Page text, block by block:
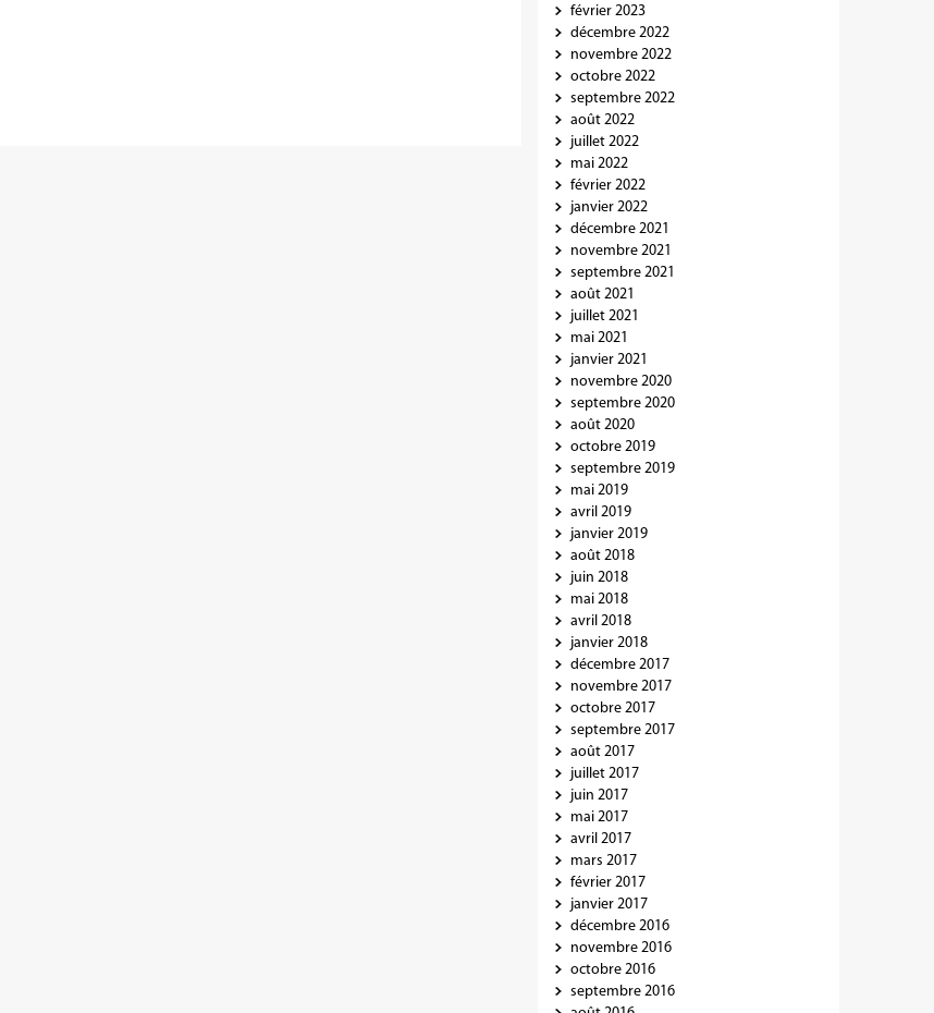
février 2023
décembre 2022
novembre 2022
octobre 2022
septembre 2022
août 2022
juillet 2022
mai 2022
février 2022
janvier 2022
décembre 2021
novembre 2021
septembre 2021
août 2021
juillet 2021
mai 2021
janvier 2021
novembre 2020
septembre 2020
août 2020
octobre 2019
septembre 2019
mai 2019
avril 2019
janvier 2019
août 2018
juin 2018
mai 2018
avril 2018
janvier 2018
décembre 2017
novembre 2017
octobre 2017
septembre 2017
août 2017
juillet 2017
juin 2017
mai 2017
avril 2017
mars 2017
février 2017
janvier 2017
décembre 2016
novembre 2016
octobre 2016
septembre 2016